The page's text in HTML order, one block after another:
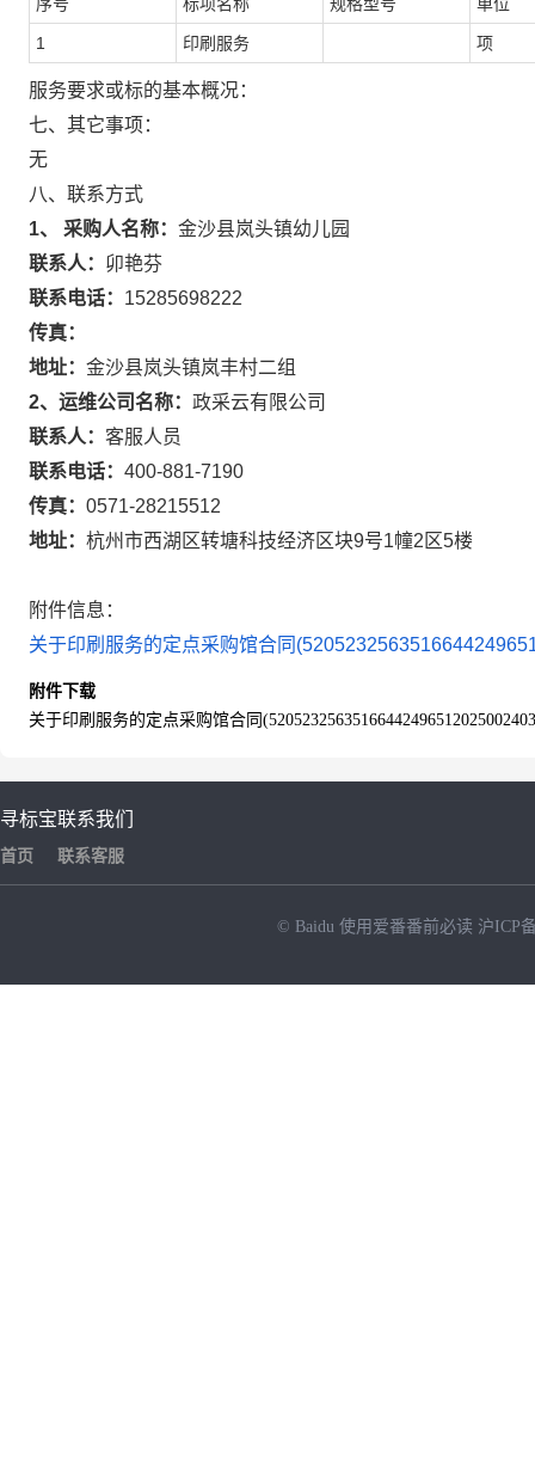
1 印刷服务 项
服务要求或标的基本概况：
七、其它事项：
无
八、联系方式
1、 采购人名称： 金沙县岚头镇幼儿园
联系人： 卯艳芬
联系电话： 15285698222
传真：
地址： 金沙县岚头镇岚丰村二组
2、运维公司名称： 政采云有限公司
联系人： 客服人员
联系电话： 400-881-7190
传真： 0571-28215512
地址： 杭州市西湖区转塘科技经济区块9号1幢2区5楼
附件信息：
关于印刷服务的定点采购馆合同
附件下载
关于印刷服务的定点采购馆合同
寻标宝
首页
联系我们
联系客服
© Baidu 使用爱番番前必读 沪ICP